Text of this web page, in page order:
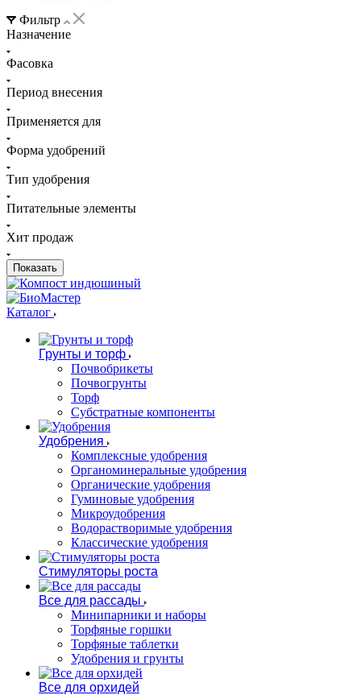
Фильтр
Назначение
Фасовка
Период внесения
Применяется для
Форма удобрений
Тип удобрения
Питательные элементы
Хит продаж
Каталог
Грунты и торф
Почвобрикеты
Почвогрунты
Торф
Субстратные компоненты
Удобрения
Комплексные удобрения
Органоминеральные удобрения
Органические удобрения
Гуминовые удобрения
Микроудобрения
Водорастворимые удобрения
Классические удобрения
Стимуляторы роста
Все для рассады
Минипарники и наборы
Торфяные горшки
Торфяные таблетки
Удобрения и грунты
Все для орхидей